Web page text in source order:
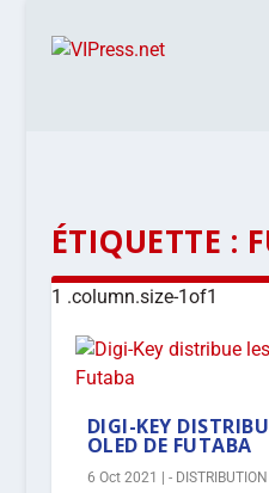
ÉTIQUETTE :
DIGI-KEY
OLED DE FUTABA
6 Oct 2021 - DISTRIBUTION